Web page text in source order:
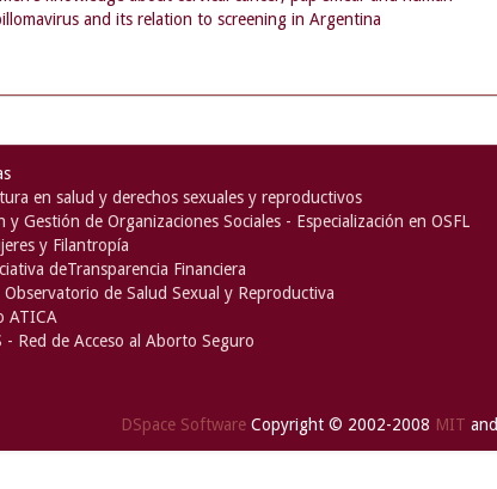
and its relation to screening in Argentina
en salud y derechos sexuales y reproductivos
y Gestión de Organizaciones Sociales - Especialización en OSFL
y Filantropía
deTransparencia Financiera
Observatorio de Salud Sexual y Reproductiva
ATICA
- Red de Acceso al Aborto Seguro
DSpace Software Copyright © 2002-2008 MIT and